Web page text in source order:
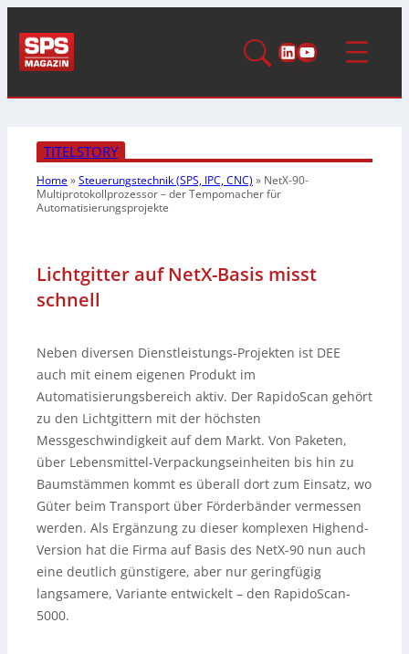
LinkedIn
YouTube
TITELSTORY
Home»Steuerungstechnik (SPS, IPC, CNC) » NetX-90-
Multiprotokollprozessor – der Tempomacher für
Automatisierungsprojekte
Lichtgitter auf NetX-Basis misst
schnell
Neben diversen Dienstleistungs-Projekten ist DEE
auch mit einem eigenen Produkt im
Automatisierungsbereich aktiv. Der RapidoScan gehört
zu den Lichtgittern mit der höchsten
Messgeschwindigkeit auf dem Markt. Von Paketen,
über Lebensmittel-Verpackungseinheiten bis hin zu
Baumstämmen kommt es überall dort zum Einsatz, wo
Güter beim Transport über Förderbänder vermessen
werden. Als Ergänzung zu dieser komplexen Highend-
Version hat die Firma auf Basis des NetX-90 nun auch
eine deutlich günstigere, aber nur geringfügig
langsamere, Variante entwickelt – den RapidoScan-
5000.